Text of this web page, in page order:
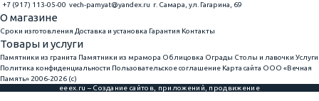
+7 (917) 113-05-00 vech-pamyat@yandex.ru г. Самара, ул. Гагарина, 69
О магазине
Сроки изготовления Доставка и установка Гарантия Контакты
Товары и услуги
Памятники из гранита Памятники из мрамора Облицовка Ограды Столы и лавочки Услуги
Политика конфиденциальности Пользовательское соглашение Карта сайта ООО «Вечная
Память» 2006-2026 (с)
eeex.ru – Создание сайтов, приложений, продвижение